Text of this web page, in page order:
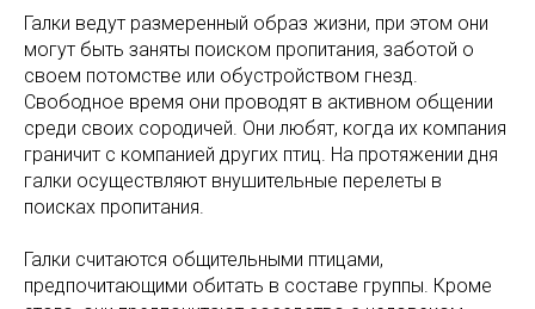
Галки ведут размеренный образ жизни, при этом они
могут быть заняты поиском пропитания, заботой о
своем потомстве или обустройством гнезд.
Свободное время они проводят в активном общении
среди своих сородичей. Они любят, когда их компания
граничит с компанией других птиц. На протяжении дня
галки осуществляют внушительные перелеты в
поисках пропитания.
Галки считаются общительными птицами,
предпочитающими обитать в составе группы. Кроме